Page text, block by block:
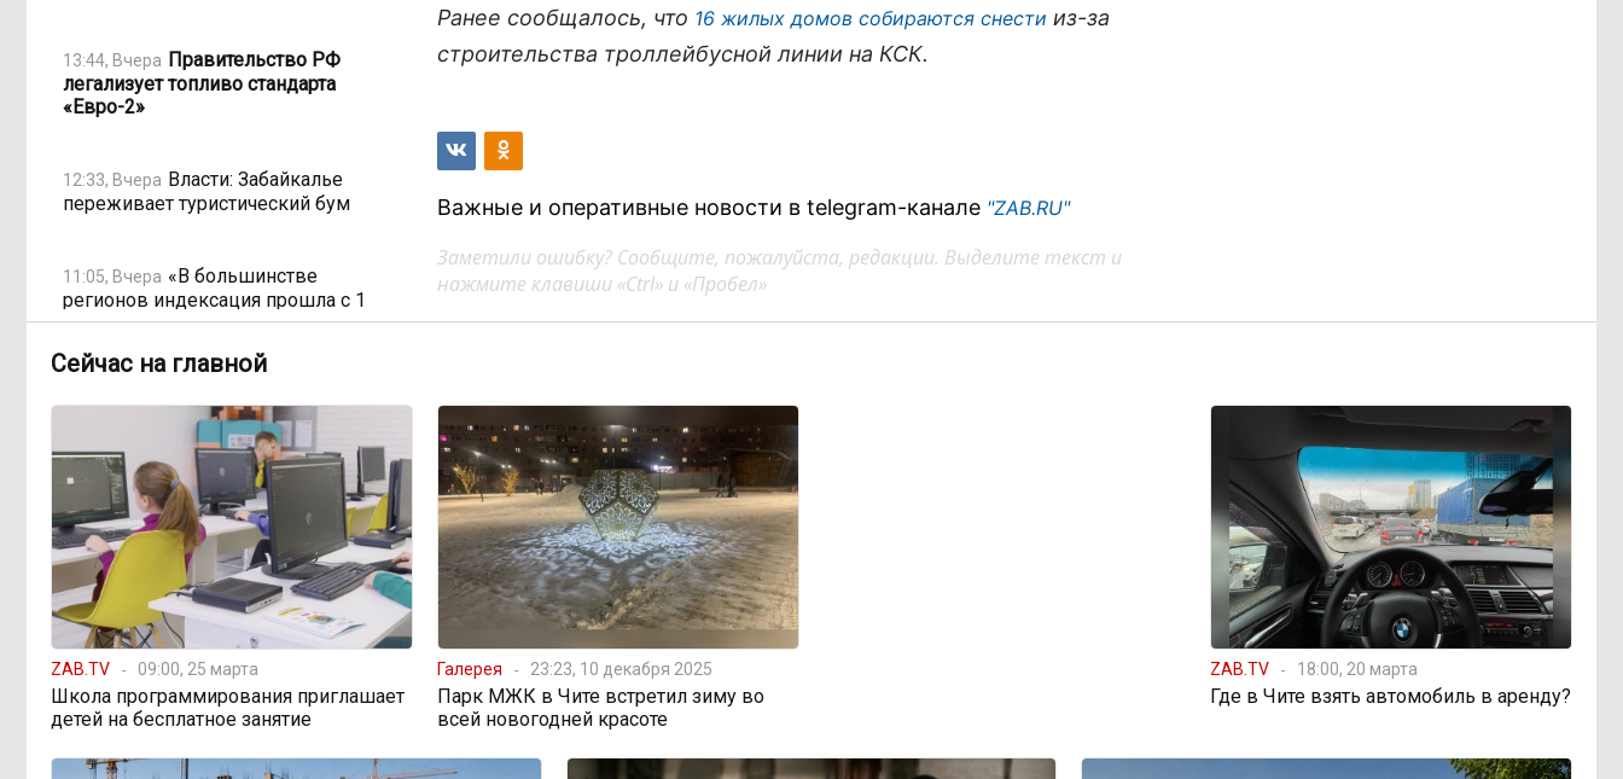
13:44, Вчера Правительство РФ
легализует топливо стандарта
«Евро-2»
12:33, Вчера Власти: Забайкалье
переживает туристический бум
11:05, Вчера «В большинстве
регионов индексация прошла с 1
января»: почему Забайкалье
бюджетникам
В Каларском округе
подрядчик и чиновник попали под
уголовные дела
08:38, Вчера
598 миллионов улетели в
Омск: как Забайкалье провалило
«Чистый воздух»
08:15, Вчера Депутат Госдумы
объяснил «неполноценность»
женщин библейским сюжетом
Ранее сообщалось, что 16 жилых домов собираются снести из-за
строительства троллейбусной линии на КСК.
Важные и оперативные новости в telegram-канале "ZAB.RU"
Заметили ошибку? Сообщите, пожалуйста, редакции. Выделите текст и
нажмите клавиши «Ctrl» и «Пробел»
Сейчас на главной
ZAB.TV 09:00, 25 марта
Школа программирования приглашает
детей на бесплатное занятие
Галерея 23:23, 10 декабря 2025
Парк МЖК в Чите встретил зиму во
всей новогодней красоте
ZAB.TV 18:00, 20 марта
Где в Чите взять автомобиль в аренду?